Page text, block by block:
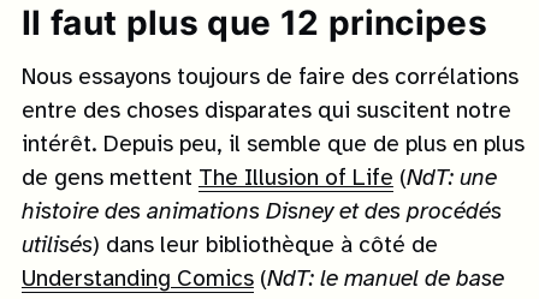
Il faut plus que 12 principes
Nous essayons toujours de faire des corrélations
entre des choses disparates qui suscitent notre
intérêt. Depuis peu, il semble que de plus en plus
de gens mettent The Illusion of Life (NdT: une
histoire des animations Disney et des procédés
utilisés) dans leur bibliothèque à côté de
Understanding Comics(NdT: le manuel de base